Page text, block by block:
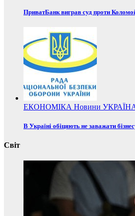
ПриватБанк виграв суд проти
ЕКОНОМІКА Новини
В Україні обіцяють не заважати
Світ